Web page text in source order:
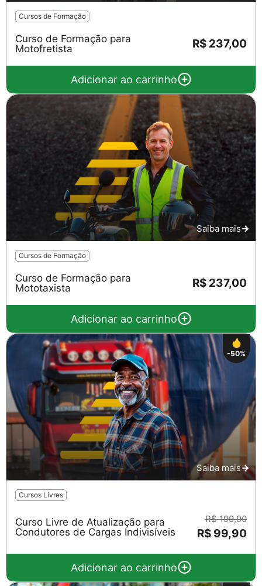
Cursos de Formação
Curso de Formação para
Motofretista
R$ 237,00
Adicionar ao carrinho
Saiba mais
Cursos de Formação
Curso de Formação para
Mototaxista
R$ 237,00
Adicionar ao carrinho
-50%
Saiba mais
Cursos Livres
Curso Livre de Atualização para
Condutores de Cargas Indivisíveis
R$ 199,90
R$ 99,90
Adicionar ao carrinho